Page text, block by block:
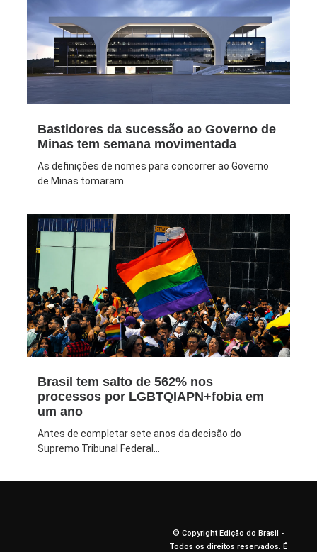
Bastidores da sucessão ao Governo de
Minas tem semana movimentada
As definições de nomes para concorrer ao Governo
de Minas tomaram...
Brasil tem salto de 562% nos
processos por LGBTQIAPN+fobia em
um ano
Antes de completar sete anos da decisão do
Supremo Tribunal Federal...
© Copyright Edição do Brasil -
Todos os direitos reservados. É